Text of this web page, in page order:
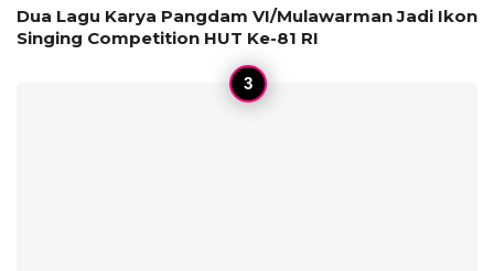
Dua Lagu Karya Pangdam VI/Mulawarman Jadi Ikon
Singing Competition HUT Ke-81 RI